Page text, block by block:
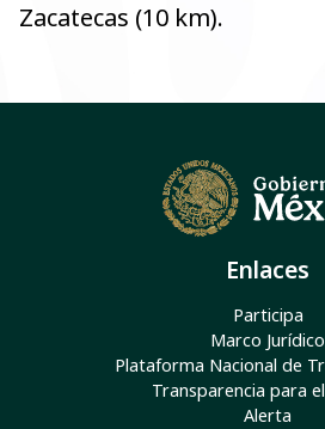
Zacatecas (10 km).
Enlaces
Participa
Marco Jurídico
Plataforma Nacional de
Transparencia para
Alerta